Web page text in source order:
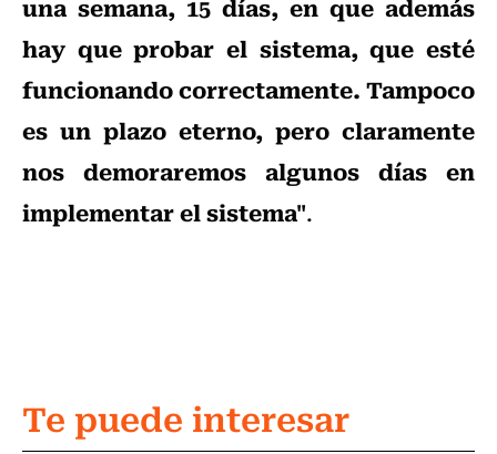
hay que probar el sistema, que esté
funcionando correctamente. Tampoco
es un plazo eterno, pero claramente
nos demoraremos algunos días en
implementar el sistema".
Te puede interesar